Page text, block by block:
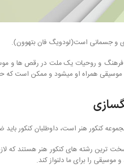
و جسمانی است(لودویگ فان بتهوون).
و روحیات یک ملت در رقص ها و
همراه او میشود و ممکن است که
کنکور هنر است، داوطلبان کنکور
ترین رشته های کنکور هنر هستند که
موسیقی را برای ما دلنواز کند.